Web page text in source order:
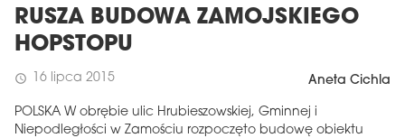
RUSZA BUDOWA ZAMOJSKIEGO
HOPSTOPU
schedule 16 lipca 2015 Aneta Cichla
POLSKA W obrębie ulic Hrubieszowskiej, Gminnej i
Niepodległości w Zamościu rozpoczęto budowę obiektu